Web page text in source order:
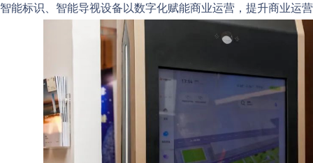
智能标识、智能导视设备以数字化赋能商业运营，提升商业运